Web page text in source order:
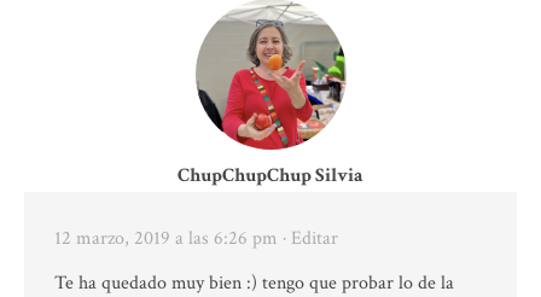
ChupChupChup Silvia
12 marzo, 2019 a las 6:26 pm · Editar
Te ha quedado muy bien :) tengo que probar lo de la